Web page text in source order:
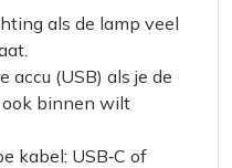
als de lamp veel
accu (USB) als je de
binnen wilt
kabel: USB‑C of